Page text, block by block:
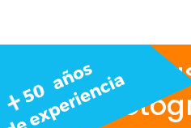
Nos